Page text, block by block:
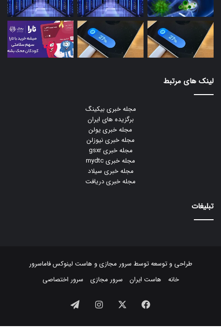
لینک های مرتبط
مجله خبری بیکینگ
برگزیده های ایران
مجله خبری یولن
مجله خبری نیوزلن
مجله خبری gsxr
مجله خبری mydtc
مجله خبری سیلاد
مجله خبری دریافت
تبلیغات
طراحی و توسعه توسط سرور مجازیو هاست لینوکسفاماسرور
خانه
هاست ایران سرور مجازی سرور اختصاصی
فیسبوک ایکس اینستاگرام